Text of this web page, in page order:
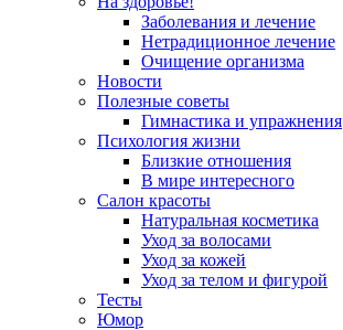
Заболевания и лечение
Нетрадиционное лечение
Очищение организма
Новости
Полезные советы
Гимнастика и упражнения
Психология жизни
Близкие отношения
В мире интересного
Салон красоты
Натуральная косметика
Уход за волосами
Уход за кожей
Уход за телом и фигурой
Тесты
Юмор